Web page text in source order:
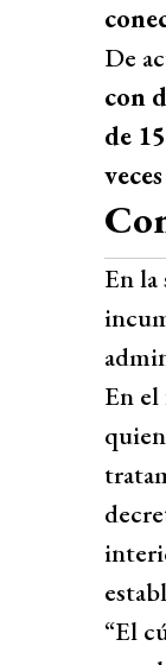
De
con
de
En
En
“El